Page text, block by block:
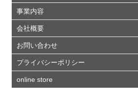
事業内容
会社概要
お問い合わせ
プライバシーポリシー
online store